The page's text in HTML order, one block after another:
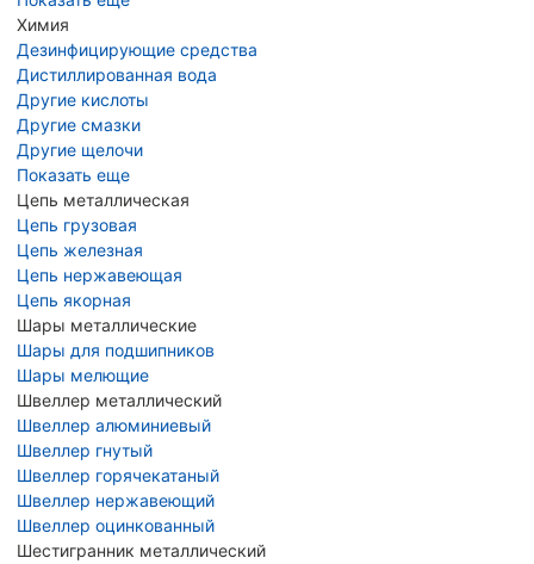
Химия
Дезинфицирующие средства
Дистиллированная вода
Другие кислоты
Другие смазки
Другие щелочи
Показать еще
Цепь металлическая
Цепь грузовая
Цепь железная
Цепь нержавеющая
Цепь якорная
Шары металлические
Шары для подшипников
Шары мелющие
Швеллер металлический
Швеллер алюминиевый
Швеллер гнутый
Швеллер горячекатаный
Швеллер нержавеющий
Швеллер оцинкованный
Шестигранник металлический